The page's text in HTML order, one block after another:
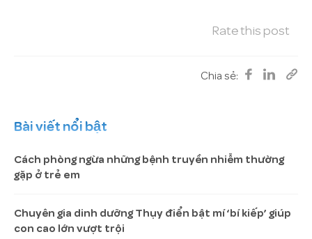
Rate this post
Chia sẻ:
Bài viết nổi bật
Cách phòng ngừa những bệnh truyền nhiễm thường
gặp ở trẻ em
Chuyên gia dinh dưỡng Thụy điển bật mí ‘bí kiếp’ giúp
con cao lớn vượt trội